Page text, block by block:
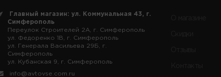
Главный магазин: ул. Коммунальная 43, г.
Симферополь
Переулок Строителей 2А, г. Симферополь
ул. Федоренко 1В, г. Симферополь
ул. Генерала Васильева 29Б, г.
Симферополь
ул. Кубанская 9, г. Симферополь
info@avtovse.com.ru